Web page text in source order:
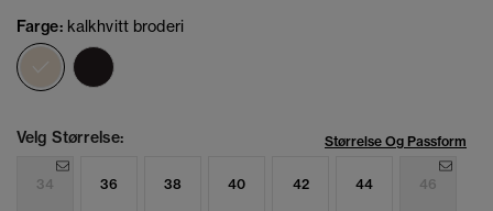
Farge: kalkhvitt broderi
valgt
Velg Størrelse: Størrelse Og Passform
34 36 38 40 42 44 46